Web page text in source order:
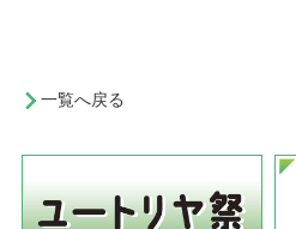
一覧へ戻る